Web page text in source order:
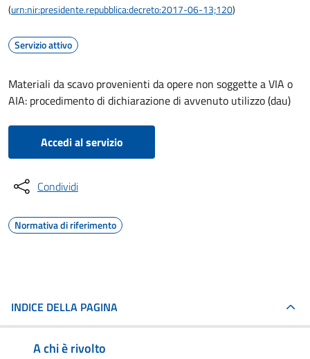
(urn:nir:presidente.repubblica:decreto:2017-06-13;120)
Servizio attivo
Materiali da scavo provenienti da opere non soggette a VIA o
AIA: procedimento di dichiarazione di avvenuto utilizzo (dau)
Accedi al servizio
Condividi
Normativa di riferimento
INDICE DELLA PAGINA
A chi è rivolto